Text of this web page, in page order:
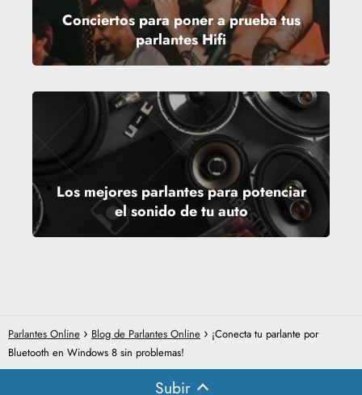
Conciertos para poner a prueba tus
parlantes Hifi
Los mejores parlantes para potenciar
el sonido de tu auto
Parlantes Online Blog de Parlantes Online
¡Conecta tu parlante por
Bluetooth en Windows 8 sin problemas!
Subir